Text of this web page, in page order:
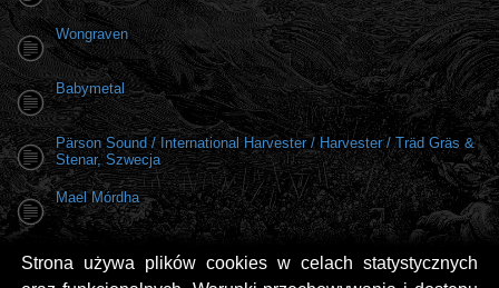
Strona używa plików cookies w celach statystycznych
Wongraven
Babymetal
Pärson Sound / International Harvester / Harvester / Träd Gräs &
Stenar, Szwecja
Mael Mórdha